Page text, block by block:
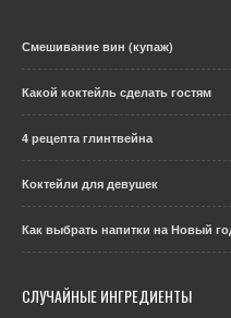
Смешивание вин (купаж)
Какой коктейль сделать гостям
4 рецепта глинтвейна
Коктейли для девушек
Как выбрать напитки на Новый
СЛУЧАЙНЫЕ ИНГРЕДИЕНТЫ